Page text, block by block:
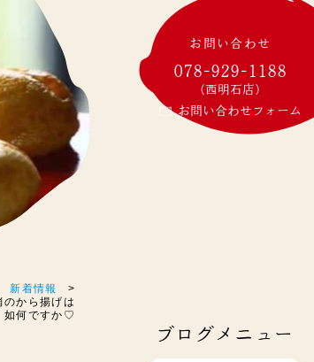
新着情報
から揚げは
如何ですか♡
お問い合わせ
078-929-1188
(西明石店)
お問い合わせフォーム
ブログメニュー